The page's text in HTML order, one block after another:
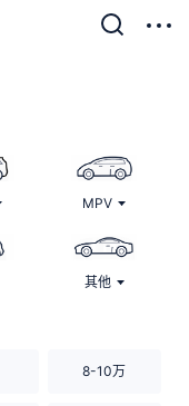
MPV
其他
8-10万